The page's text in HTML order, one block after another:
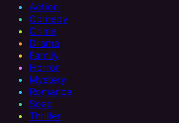
Action
Comedy
Crime
Drama
Family
Horror
Mystery
Romance
Soap
Thriller